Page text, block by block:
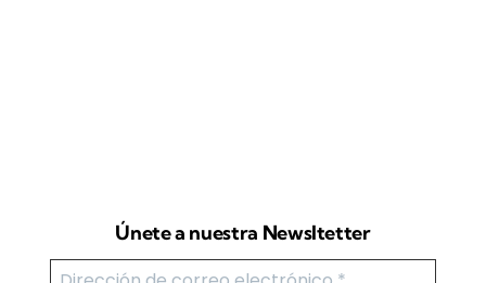
Únete a nuestra Newsltetter